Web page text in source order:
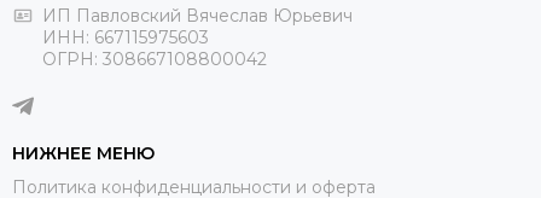
ИП Павловский Вячеслав Юрьевич
ИНН: 667115975603
ОГРН: 308667108800042
НИЖНЕЕ МЕНЮ
Политика конфиденциальности и оферта